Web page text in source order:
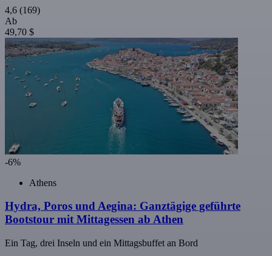
4,6 (169)
Ab
49,70 $
-6%
Athens
Hydra, Poros und Aegina: Ganztägige geführte
Bootstour mit Mittagessen ab Athen
Ein Tag, drei Inseln und ein Mittagsbuffet an Bord